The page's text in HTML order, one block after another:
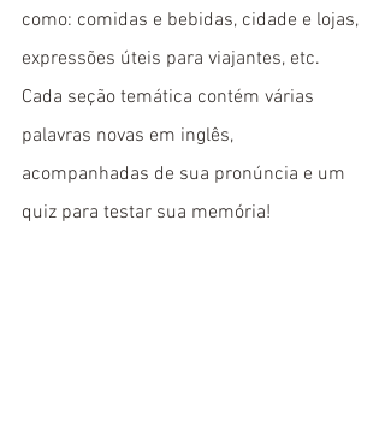
como: comidas e bebidas, cidade e lojas,
expressões úteis para viajantes, etc.
Cada seção temática contém várias
palavras novas em inglês,
acompanhadas de sua pronúncia e um
quiz para testar sua memória!